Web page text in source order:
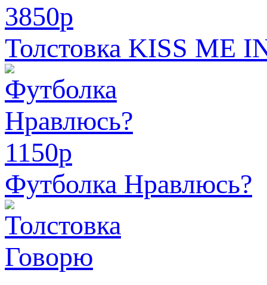
3850p
Толстовка KISS ME
1150p
Футболка Нравлюсь?